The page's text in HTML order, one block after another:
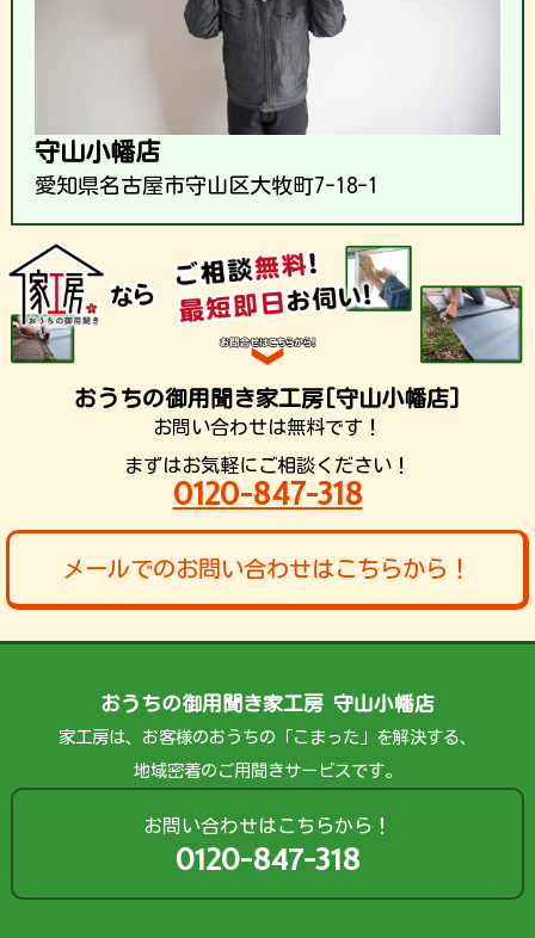
守山小幡店
愛知県名古屋市守山区大牧町7-18-1
おうちの御用聞き家工房[守山小幡店]
お問い合わせは無料です！
まずはお気軽にご相談ください！
0120-847-318
メールでのお問い合わせはこちらから！
おうちの御用聞き家工房 守山小幡店
家工房は、お客様のおうちの「こまった」を解決する、
地域密着のご用聞きサービスです。
お問い合わせはこちらから！
0120-847-318